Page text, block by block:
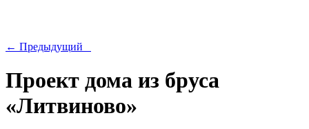
← Предыдущий
Проект дома из бруса
«Литвиново»